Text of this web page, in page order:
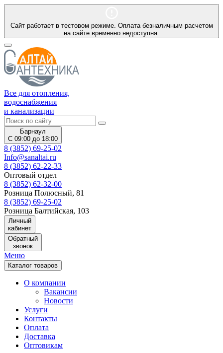
Сайт работает в тестовом режиме. Оплата безналичным расчетом
на сайте временно недоступна.
Все для отопления,
водоснабжения
и канализации
Барнаул
С 09:00 до 18:00
8 (3852) 69-25-02
Info@sanaltai.ru
8 (3852) 62-22-33
Оптовый отдел
8 (3852) 62-32-00
Розница Полюсный, 81
8 (3852) 69-25-02
Розница Балтийская, 103
Личный
кабинет
Обратный
звонок
Меню
Каталог товаров
О компании
Вакансии
Новости
Услуги
Контакты
Оплата
Доставка
Оптовикам